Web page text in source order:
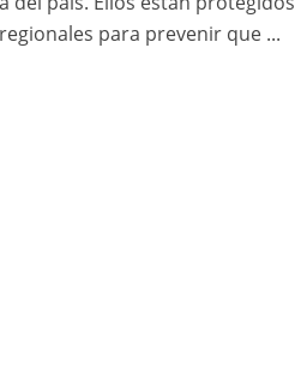
para prevenir que ...